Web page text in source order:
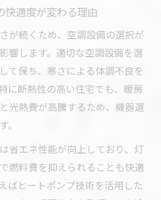
快適度が変わる理由
が続くため、空調設備の選択が
響します。適切な空調設備を選
て保ち、寒さによる体調不良を
に断熱性の高い住宅でも、暖房
光熱費が高騰するため、機器選
省エネ性能が向上しており、灯
燃料費を抑えられることも快適
ばヒートポンプ技術を活用した